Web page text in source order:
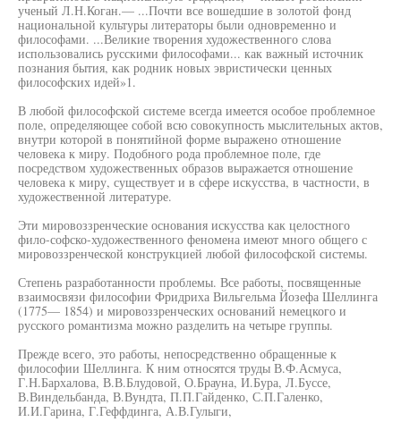
ученый Л.Н.Коган.— ...Почти все вошедшие в золотой фонд
национальной культуры литераторы были одновременно и
философами. ...Великие творения художественного слова
использовались русскими философами... как важный источник
познания бытия, как родник новых эвристически ценных
философских идей»1.
В любой философской системе всегда имеется особое проблемное
поле, определяющее собой всю совокупность мыслительных актов,
внутри которой в понятийной форме выражено отношение
человека к миру. Подобного рода проблемное поле, где
посредством художественных образов выражается отношение
человека к миру, существует и в сфере искусства, в частности, в
художественной литературе.
Эти мировоззренческие основания искусства как целостного
фило-софско-художественного феномена имеют много общего с
мировоззренческой конструкцией любой философской системы.
Степень разработанности проблемы. Все работы, посвященные
взаимосвязи философии Фридриха Вильгельма Йозефа Шеллинга
(1775— 1854) и мировоззренческих оснований немецкого и
русского романтизма можно разделить на четыре группы.
Прежде всего, это работы, непосредственно обращенные к
философии Шеллинга. К ним относятся труды В.Ф.Асмуса,
Г.Н.Бархалова, В.В.Блудовой, О.Брауна, И.Бура, Л.Буссе,
В.Виндельбанда, В.Вундта, П.П.Гайденко, С.П.Галенко,
И.И.Гарина, Г.Геффдинга, А.В.Гулыги,